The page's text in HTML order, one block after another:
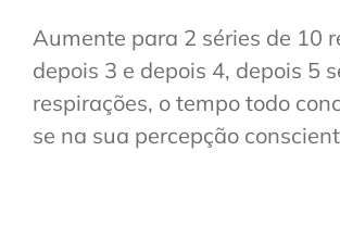
Aumente para 2 séries de 10
depois 3 e depois 4, depois 5
respirações, o tempo todo
se na sua percepção